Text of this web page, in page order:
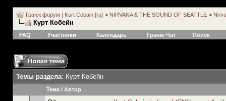
Гранж форум | Kurt Cobain [ru] > NIRVANA & THE SOUND OF SEATTLE >
Курт Кобейн
FAQ Участники Календарь Гранж-Чат Поиск
Темы раздела: Курт Кобейн
Тема / Автор